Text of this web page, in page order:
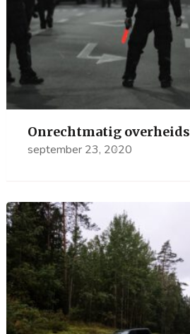
Onrechtmatig
september 23, 2020